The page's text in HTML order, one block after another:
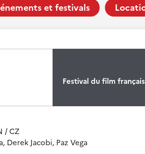
et festivals
Festival du film
/ CZ
Derek Jacobi, Paz Vega